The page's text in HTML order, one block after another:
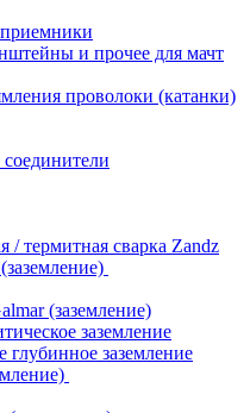
и прочее для мачт
проволоки (катанки)
/ термитная сварка Zandz
(заземление)
заземление
глубинное заземление